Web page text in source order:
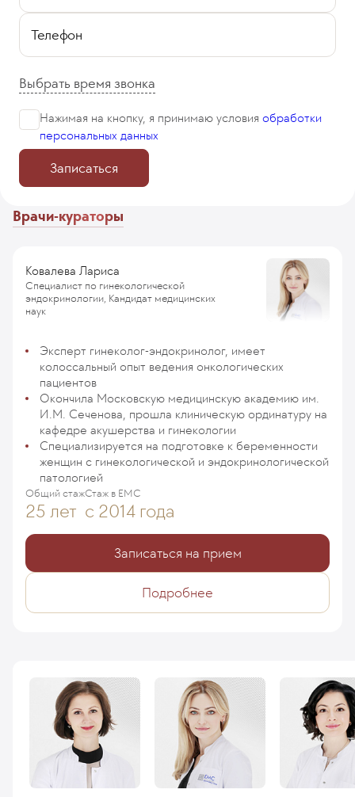
Телефон
Выбрать время звонка
Нажимая на кнопку, я принимаю условия обработки
персональных данных
Записаться
Врачи-кураторы
Ковалева Лариса
Специалист по гинекологической
эндокринологии, Кандидат медицинских
наук
Эксперт гинеколог-эндокринолог, имеет
колоссальный опыт ведения онкологических
пациентов
Окончила Московскую медицинскую академию им.
И.М. Сеченова, прошла клиническую ординатуру на
кафедре акушерства и гинекологии
Специализируется на подготовке к беременности
женщин с гинекологической и эндокринологической
патологией
Общий стаж
25 лет
Стаж в ЕМС
с 2014 года
Записаться на прием
Подробнее